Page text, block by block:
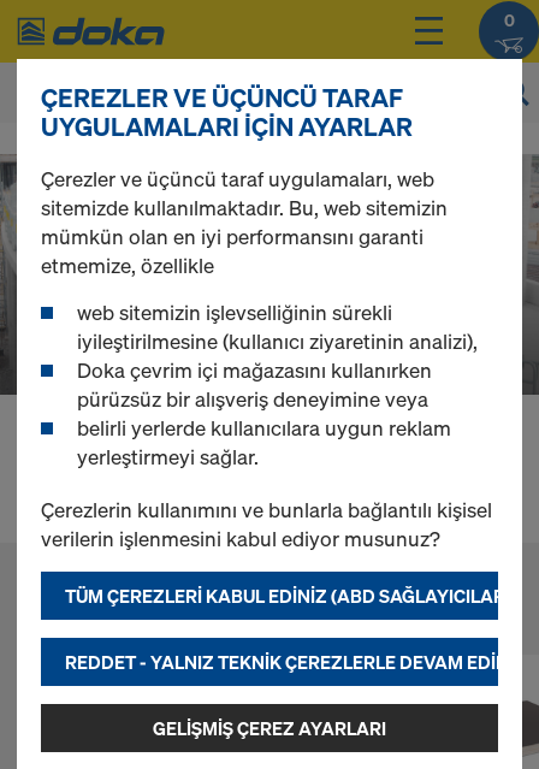
0
D
o
k
a
Ürünlerinizin fiyatlarını,
FAVORI ÜRÜNLER
ÇEREZLER VE ÜÇÜNCÜ TARAF
UYGULAMALARI IÇIN AYARLAR
Çerezler ve üçüncü taraf uygulamaları, web
sitemizde kullanılmaktadır. Bu, web sitemizin
mümkün olan en iyi performansını garanti
etmemize, özellikle
web sitemizin işlevselliğinin sürekli
iyileştirilmesine (kullanıcı ziyaretinin analizi),
Doka çevrim içi mağazasını kullanırken
pürüzsüz bir alışveriş deneyimine veya
belirli yerlerde kullanıcılara uygun reklam
yerleştirmeyi sağlar.
Çerezlerin kullanımını ve bunlarla bağlantılı kişisel
verilerin işlenmesini kabul ediyor musunuz?
TÜM ÇEREZLERI KABUL EDINIZ (ABD SAĞLAYICILARI
REDDET - YALNIZ TEKNIK ÇEREZLERLE DEVAM EDINIZ
GELIŞMIŞ ÇEREZ AYARLARI